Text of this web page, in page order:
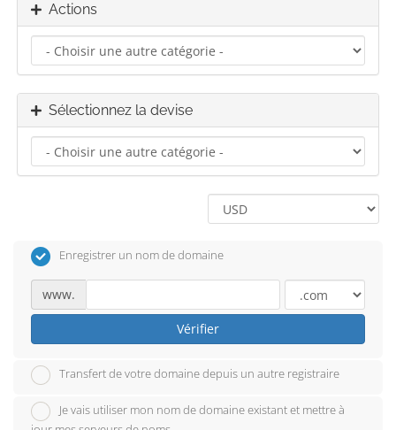
Actions
Sélectionnez la devise
Enregistrer un nom de domaine
www.
Vérifier
Transfert de votre domaine depuis un autre registraire
Je vais utiliser mon nom de domaine existant et mettre à